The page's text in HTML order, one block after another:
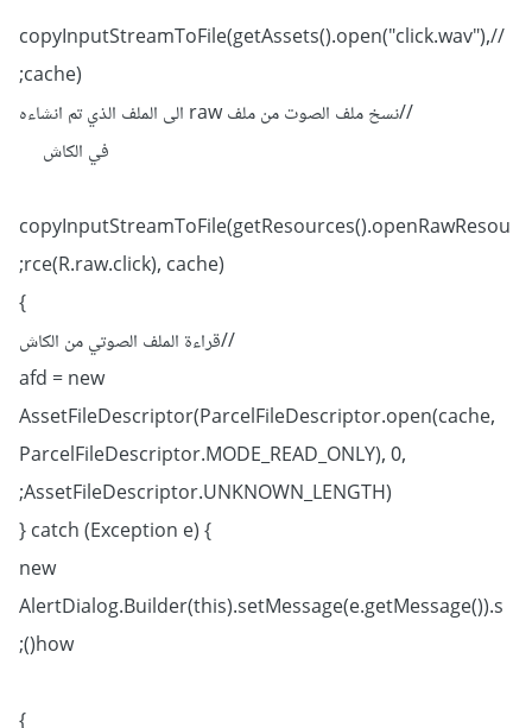
//copyInputStreamToFile(getAssets().open("click.wav"),
cache);
//نسخ ملف الصوت من ملف raw الى الملف الذي تم انشاءه
في الكاش
copyInputStreamToFile(getResources().openRawResou
rce(R.raw.click), cache);
}
//قراءة الملف الصوتي من الكاش
afd = new
AssetFileDescriptor(ParcelFileDescriptor.open(cache,
ParcelFileDescriptor.MODE_READ_ONLY), 0,
AssetFileDescriptor.UNKNOWN_LENGTH);
} catch (Exception e) {
new
AlertDialog.Builder(this).setMessage(e.getMessage()).s
how();